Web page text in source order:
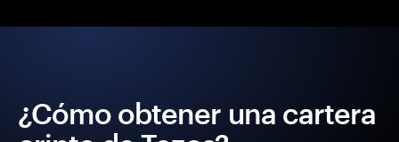
¿Cómo obtener una cartera